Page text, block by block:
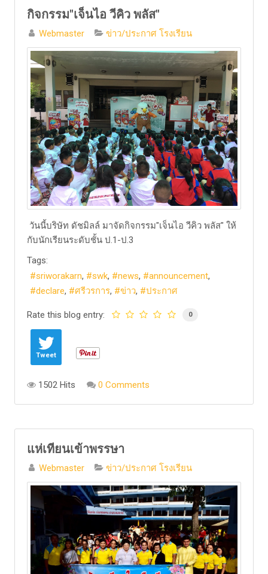
กิจกรรม"เจ็นไอ วีคิว พลัส"
Webmaster ข่าว/ประกาศ โรงเรียน
วันนี้บริษัท ดัชมิลล์ มาจัดกิจกรรม"เจ็นไอ วีคิว พลัส" ให้
กับนักเรียนระดับชั้น ป.1-ป.3
Tags:
sriworakarn
swk news
announcement
declare
ศรีวรการ ข่าว ประกาศ
Rate this blog entry: 0
Tweet
1502 Hits 0 Comments
แห่เทียนเข้าพรรษา
Webmaster ข่าว/ประกาศ โรงเรียน